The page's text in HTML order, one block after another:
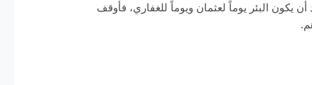
البئر يوماً لعثمان ويوماً للغفاري، فأوقف